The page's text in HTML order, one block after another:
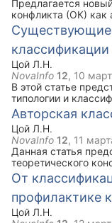
Предлагается
конфликта (ОК) как
Существующие
Цой Л.Н.
NovaInfo 12, 10
В этой статье
типологии и
основные подходы,
спектр.
Авторская
Цой Л.Н.
NovaInfo 12, 11
Данная статья
теоретического
разных оснований
рассмотрим
организма, то
естественных
У, Тейлор Д.
От
профилактике
Цой Л.Н.